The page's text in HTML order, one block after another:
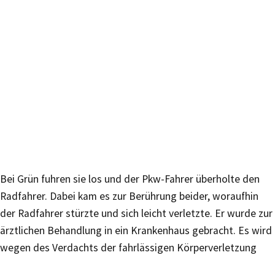
Bei Grün fuhren sie los und der Pkw-Fahrer überholte den
Radfahrer. Dabei kam es zur Berührung beider, woraufhin
der Radfahrer stürzte und sich leicht verletzte. Er wurde zur
ärztlichen Behandlung in ein Krankenhaus gebracht. Es wird
wegen des Verdachts der fahrlässigen Körperverletzung